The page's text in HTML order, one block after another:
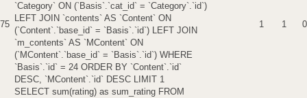
75
`Category` ON (`Basis`.`cat_id` = `Category`.`id`)
LEFT JOIN `contents` AS `Content` ON
(`Content`.`base_id` = `Basis`.`id`) LEFT JOIN
`m_contents` AS `MContent` ON
(`MContent`.`base_id` = `Basis`.`id`) WHERE
`Basis`.`id` = 24 ORDER BY `Content`.`id`
DESC, `MContent`.`id` DESC LIMIT 1
1 1 0
SELECT sum(rating) as sum_rating FROM